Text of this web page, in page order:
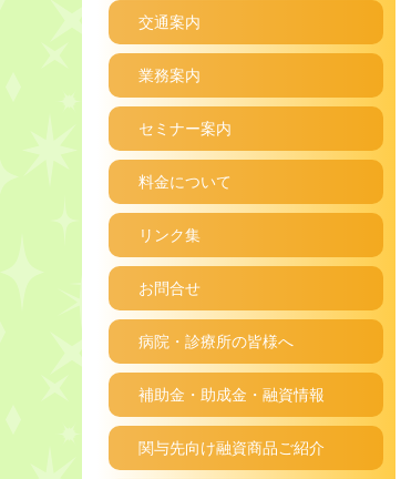
交通案内
業務案内
セミナー案内
料金について
リンク集
お問合せ
病院・診療所の皆様へ
補助金・助成金・融資情報
関与先向け融資商品ご紹介